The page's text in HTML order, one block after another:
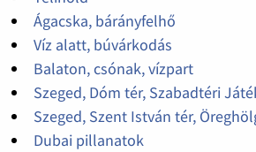
Ágacska, bárányfelhő
Víz alatt, búvárkodás
Balaton, csónak, vízpart
Szeged, Dóm tér, Szabadtéri
Szeged, Szent István tér,
Dubai pillanatok